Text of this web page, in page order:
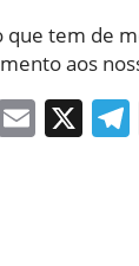
que tem de
aos
Email
X